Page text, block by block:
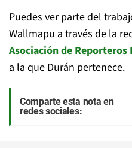
Puedes ver parte del
Wallmapu a través de la
Asociación de
a la que Durán pertenece.
Comparte esta nota en
redes sociales: